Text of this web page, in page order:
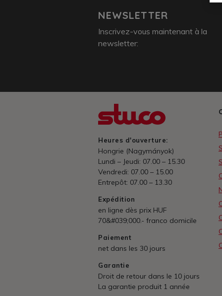
NEWSLETTER
Inscrivez-vous maintenant à la
newsletter:
Heures d'ouverture:
Hongrie (Nagymányok)
Lundi – Jeudi: 07.00 – 15.30
Vendredi: 07.00 – 15.00
Entrepôt: 07.00 – 13.30
Expédition
en ligne dès prix HUF
70&#039;000.- franco domicile
Paiement
net dans les 30 jours
Garantie
Droit de retour dans le 10 jours
La garantie produit 1 année